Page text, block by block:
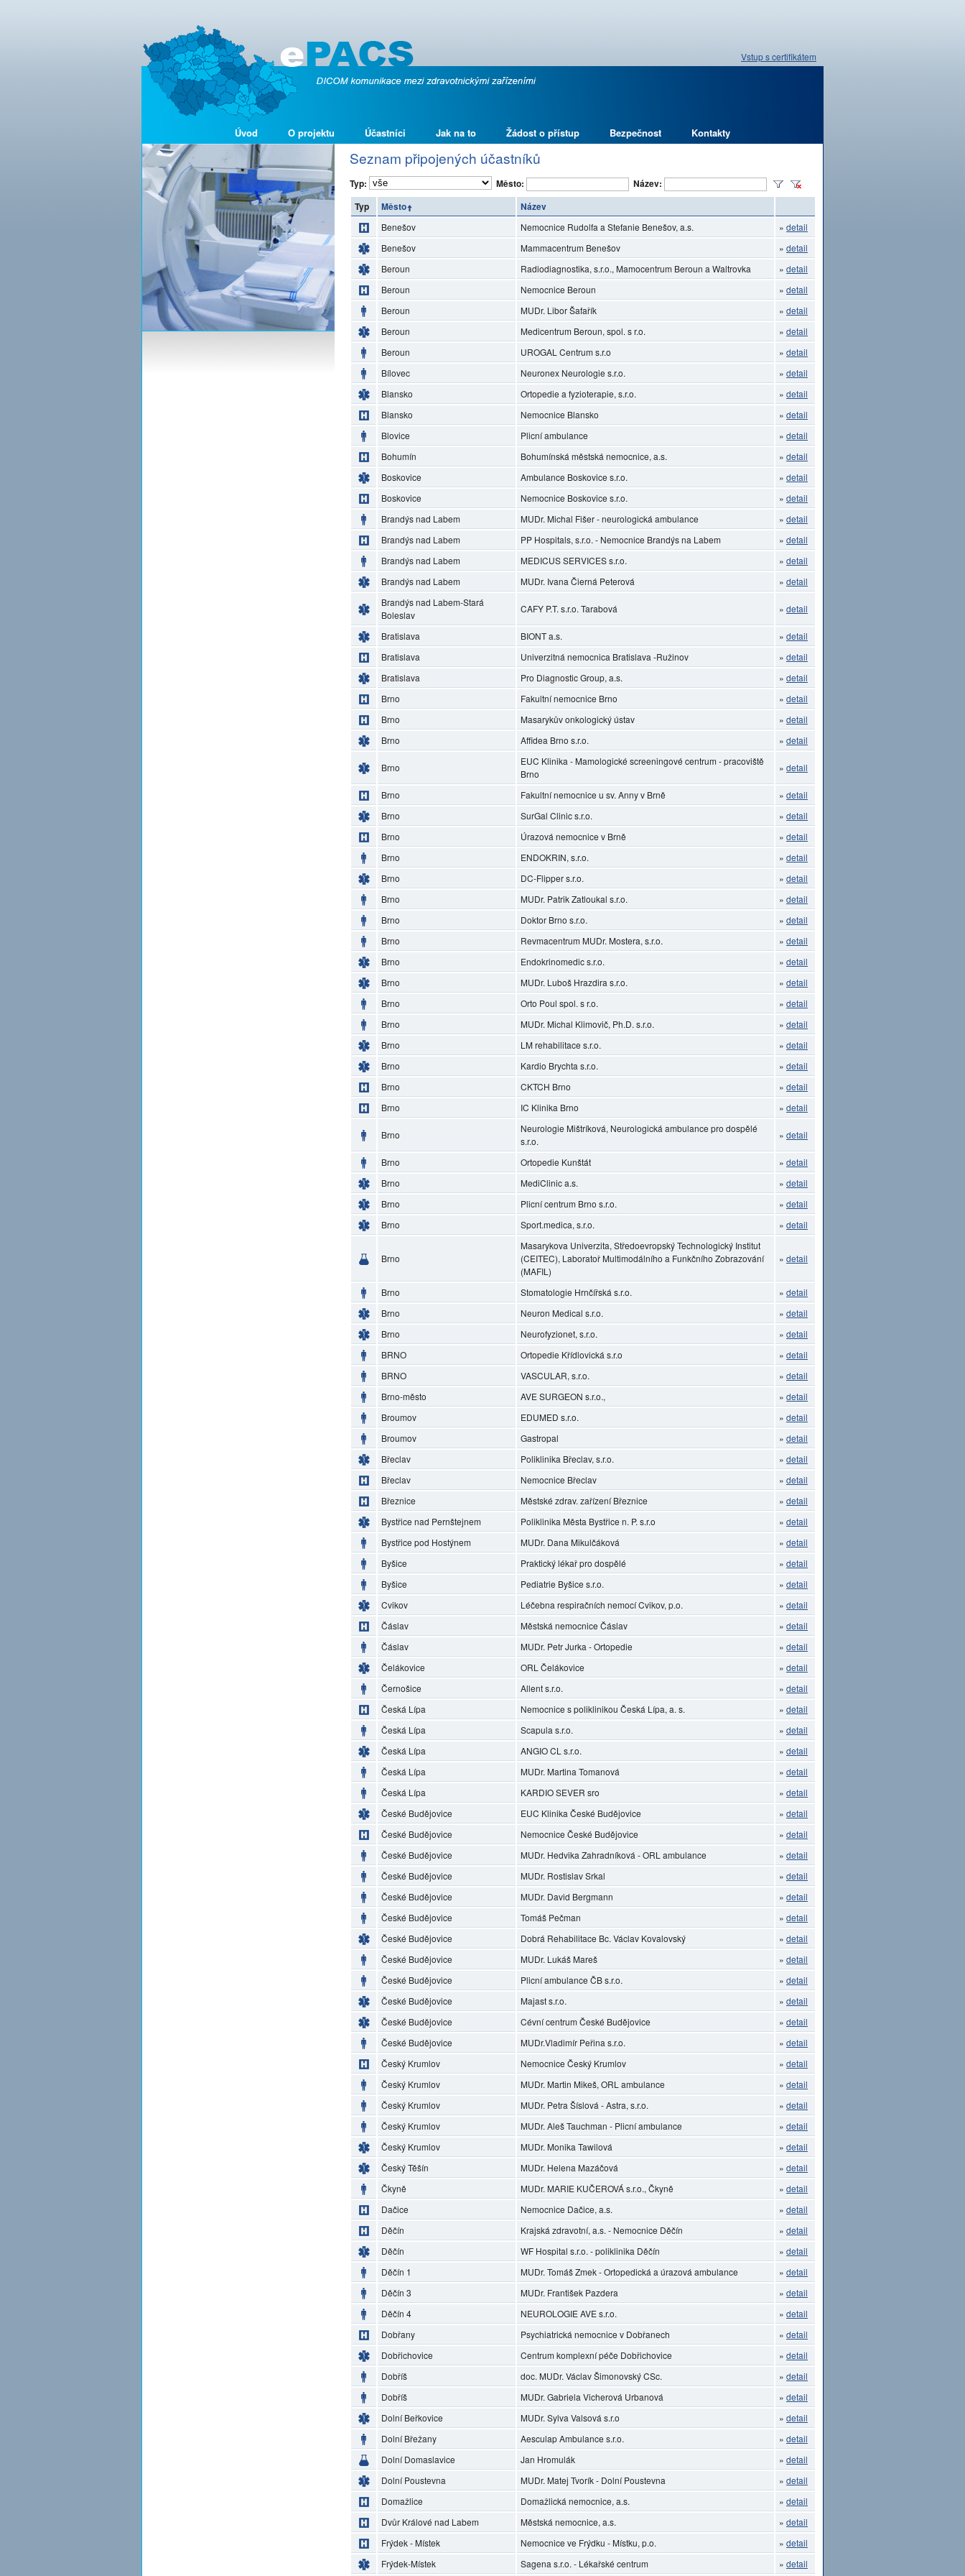
Vstup s certifikátem
Úvod O projektu Účastníci Jak na to Žádost o přístup Bezpečnost Kontakty
Seznam připojených účastníků
Typ: Město:
Název:
Typ
Město Název
Benešov Nemocnice Rudolfa a Stefanie Benešov, a.s. » detail
Benešov
Mammacentrum Benešov » detail
Beroun
Radiodiagnostika, s.r.o., Mamocentrum Beroun a Waltrovka » detail
Beroun
Nemocnice Beroun » detail
Beroun
MUDr. Libor Šafařík » detail
Beroun
Medicentrum Beroun, spol. s r.o. » detail
Beroun
UROGAL Centrum s.r.o » detail
Bílovec
Neuronex Neurologie s.r.o. » detail
Blansko
Ortopedie a fyzioterapie, s.r.o. » detail
Blansko
Nemocnice Blansko » detail
Blovice
Plicní ambulance » detail
Bohumín
Bohumínská městská nemocnice, a.s. » detail
Boskovice
Ambulance Boskovice s.r.o. » detail
Boskovice
Nemocnice Boskovice s.r.o. » detail
Brandýs nad Labem
MUDr. Michal Fišer - neurologická ambulance » detail
Brandýs nad Labem
PP Hospitals, s.r.o. - Nemocnice Brandýs na Labem » detail
Brandýs nad Labem
MEDICUS SERVICES s.r.o. » detail
Brandýs nad Labem
MUDr. Ivana Čierná Peterová » detail
Brandýs nad Labem-Stará
Boleslav
CAFY P.T. s.r.o. Tarabová » detail
Bratislava BIONT a.s. » detail
Bratislava
Univerzitná nemocnica Bratislava -Ružinov » detail
Bratislava
Pro Diagnostic Group, a.s. » detail
Brno
Fakultní nemocnice Brno » detail
Brno
Masarykův onkologický ústav » detail
Brno
Affidea Brno s.r.o. » detail
Brno
EUC Klinika - Mamologické screeningové centrum - pracoviště
Brno
» detail
Brno Fakultní nemocnice u sv. Anny v Brně » detail
Brno
SurGal Clinic s.r.o. » detail
Brno
Úrazová nemocnice v Brně » detail
Brno
ENDOKRIN, s.r.o. » detail
Brno
DC-Flipper s.r.o. » detail
Brno
MUDr. Patrik Zatloukal s.r.o. » detail
Brno
Doktor Brno s.r.o. » detail
Brno
Revmacentrum MUDr. Mostera, s.r.o. » detail
Brno
Endokrinomedic s.r.o. » detail
Brno
MUDr. Luboš Hrazdira s.r.o. » detail
Brno
Orto Poul spol. s r.o. » detail
Brno
MUDr. Michal Klimovič, Ph.D. s.r.o. » detail
Brno
LM rehabilitace s.r.o. » detail
Brno
Kardio Brychta s.r.o. » detail
Brno
CKTCH Brno » detail
Brno
IC Klinika Brno » detail
Brno
Neurologie Mištríková, Neurologická ambulance pro dospělé
s.r.o.
» detail
Brno Ortopedie Kunštát » detail
Brno
MediClinic a.s. » detail
Brno
Plicní centrum Brno s.r.o. » detail
Brno
Sport.medica, s.r.o. » detail
Brno
Masarykova Univerzita, Středoevropský Technologický Institut
(CEITEC), Laboratoř Multimodálního a Funkčního Zobrazování
(MAFIL)
» detail
Brno Stomatologie Hrnčířská s.r.o. » detail
Brno
Neuron Medical s.r.o. » detail
Brno
Neurofyzionet, s.r.o. » detail
BRNO
Ortopedie Křídlovická s.r.o » detail
BRNO
VASCULAR, s.r.o. » detail
Brno-město
AVE SURGEON s.r.o., » detail
Broumov
EDUMED s.r.o. » detail
Broumov
Gastropal » detail
Břeclav
Poliklinika Břeclav, s.r.o. » detail
Břeclav
Nemocnice Břeclav » detail
Březnice
Městské zdrav. zařízení Březnice » detail
Bystřice nad Pernštejnem
Poliklinika Města Bystřice n. P. s.r.o » detail
Bystřice pod Hostýnem
MUDr. Dana Mikulčáková » detail
Byšice
Praktický lékař pro dospělé » detail
Byšice
Pediatrie Byšice s.r.o. » detail
Cvikov
Léčebna respiračních nemocí Cvikov, p.o. » detail
Čáslav
Městská nemocnice Čáslav » detail
Čáslav
MUDr. Petr Jurka - Ortopedie » detail
Čelákovice
ORL Čelákovice » detail
Černošice
Allent s.r.o. » detail
Česká Lípa
Nemocnice s poliklinikou Česká Lípa, a. s. » detail
Česká Lípa
Scapula s.r.o. » detail
Česká Lípa
ANGIO CL s.r.o. » detail
Česká Lípa
MUDr. Martina Tomanová » detail
Česká Lípa
KARDIO SEVER sro » detail
České Budějovice
EUC Klinika České Budějovice » detail
České Budějovice
Nemocnice České Budějovice » detail
České Budějovice
MUDr. Hedvika Zahradníková - ORL ambulance » detail
České Budějovice
MUDr. Rostislav Srkal » detail
České Budějovice
MUDr. David Bergmann » detail
České Budějovice
Tomáš Pečman » detail
České Budějovice
Dobrá Rehabilitace Bc. Václav Kovalovský » detail
České Budějovice
MUDr. Lukáš Mareš » detail
České Budějovice
Plicní ambulance ČB s.r.o. » detail
České Budějovice
Majast s.r.o. » detail
České Budějovice
Cévní centrum České Budějovice » detail
České Budějovice
MUDr.Vladimír Peřina s.r.o. » detail
Český Krumlov
Nemocnice Český Krumlov » detail
Český Krumlov
MUDr. Martin Mikeš, ORL ambulance » detail
Český Krumlov
MUDr. Petra Šíslová - Astra, s.r.o. » detail
Český Krumlov
MUDr. Aleš Tauchman - Plicní ambulance » detail
Český Krumlov
MUDr. Monika Tawilová » detail
Český Těšín
MUDr. Helena Mazáčová » detail
Čkyně
MUDr. MARIE KUČEROVÁ s.r.o., Čkyně » detail
Dačice
Nemocnice Dačice, a.s. » detail
Děčín
Krajská zdravotní, a.s. - Nemocnice Děčín » detail
Děčín
WF Hospital s.r.o. - poliklinika Děčín » detail
Děčín 1
MUDr. Tomáš Zmek - Ortopedická a úrazová ambulance » detail
Děčín 3
MUDr. František Pazdera » detail
Děčín 4
NEUROLOGIE AVE s.r.o. » detail
Dobřany
Psychiatrická nemocnice v Dobřanech » detail
Dobřichovice
Centrum komplexní péče Dobřichovice » detail
Dobříš
doc. MUDr. Václav Šimonovský CSc. » detail
Dobříš
MUDr. Gabriela Vicherová Urbanová » detail
Dolní Beřkovice
MUDr. Sylva Valsová s.r.o » detail
Dolní Břežany
Aesculap Ambulance s.r.o. » detail
Dolní Domaslavice
Jan Hromulák » detail
Dolní Poustevna
MUDr. Matej Tvorík - Dolní Poustevna » detail
Domažlice
Domažlická nemocnice, a.s. » detail
Dvůr Králové nad Labem
Městská nemocnice, a.s. » detail
Frýdek - Místek
Nemocnice ve Frýdku - Místku, p.o. » detail
Frýdek-Místek
Sagena s.r.o. - Lékařské centrum » detail